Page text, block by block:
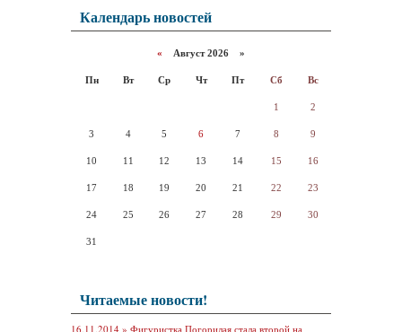
Календарь новостей
« Август 2026 »
Пн Вт Ср Чт Пт Сб Вс
1 2
3 4 5 6 7 8 9
10 11 12 13 14 15 16
17 18 19 20 21 22 23
24 25 26 27 28 29 30
31
Читаемые новости!
16.11.2014 » Фигуристка Погорилая стала второй на